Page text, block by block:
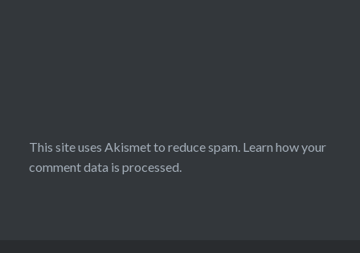
This site uses Akismet to reduce spam. Learn how your
comment data is processed.